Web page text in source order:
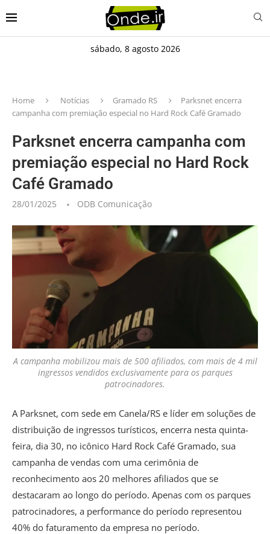
sábado, 8 agosto 2026
Home Notícias Gramado RS
Parksnet encerra
campanha com premiação especial no Hard Rock Café Gramado
Parksnet encerra campanha com
premiação especial no Hard Rock
Café Gramado
28/01/2025 ODB Comunicação
A campanha mobilizou mais de 500 afiliados, com mais de 4 mil
ingressos vendidos exclusivamente para os parques
patrocinadores.
A Parksnet, com sede em Canela/RS e líder em soluções de
distribuição de ingressos turísticos, encerra nesta quinta-
feira, dia 30, no icônico Hard Rock Café Gramado, sua
campanha de vendas com uma cerimônia de
reconhecimento aos 20 melhores afiliados que se
destacaram ao longo do período. Apenas com os parques
patrocinadores, a performance do período representou
40% do faturamento da empresa no período.